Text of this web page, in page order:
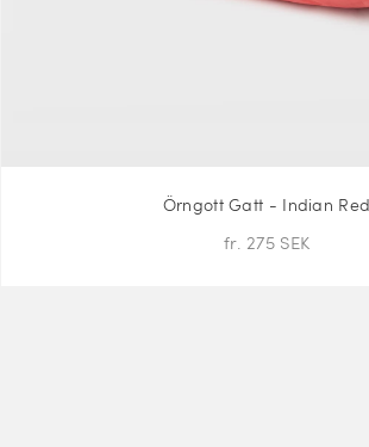
Örngott Gatt - Indian Red
fr. 275 SEK